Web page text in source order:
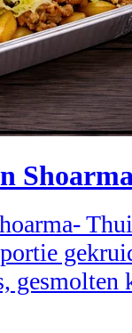
gesmolten